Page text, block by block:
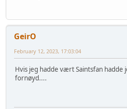
GeirO
February 12, 2023, 17:03:04
Hvis jeg hadde vært Saintsfan
fornøyd....